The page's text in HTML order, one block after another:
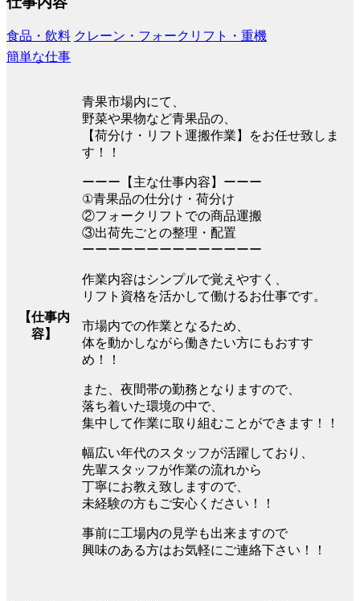
食品・飲料 クレーン・フォークリフト・重機
簡単な仕事
【仕事内
容】
青果市場内にて、
野菜や果物など青果品の、
【荷分け・リフト運搬作業】をお任せ致しま
す！！
ーーー【主な仕事内容】ーーー
①青果品の仕分け・荷分け
②フォークリフトでの商品運搬
③出荷先ごとの整理・配置
ーーーーーーーーーーーーーー
作業内容はシンプルで覚えやすく、
リフト資格を活かして働けるお仕事です。
市場内での作業となるため、
体を動かしながら働きたい方にもおすす
め！！
また、夜間帯の勤務となりますので、
落ち着いた環境の中で、
集中して作業に取り組むことができます！！
幅広い年代のスタッフが活躍しており、
先輩スタッフが作業の流れから
丁寧にお教え致しますので、
未経験の方もご安心ください！！
事前に工場内の見学も出来ますので
興味のある方はお気軽にご連絡下さい！！